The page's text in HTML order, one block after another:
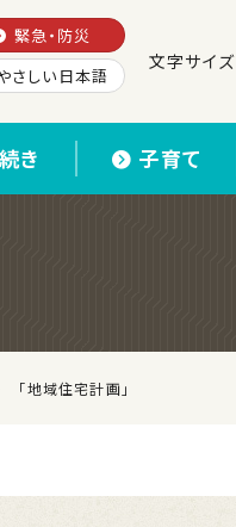
緊急・防災
さしい日本語
文字サイズ
き 子育て
「地域住宅計画」